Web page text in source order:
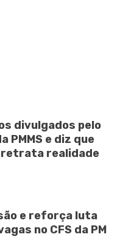
divulgados pelo
PMMS e diz que
realidade
e reforça luta
no CFS da PM